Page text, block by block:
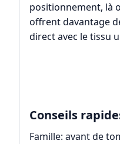
positionnement, là
offrent davantage
direct avec le tissu
Conseils
Famille: avant de